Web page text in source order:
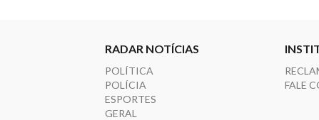
RADAR NOTÍCIAS
POLÍTICA
POLÍCIA
ESPORTES
GERAL
FALE